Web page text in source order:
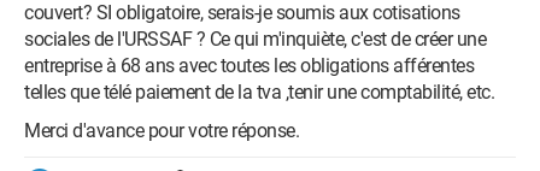
couvert? SI obligatoire, serais-je soumis aux cotisations
sociales de l'URSSAF ? Ce qui m'inquiète, c'est de créer une
entreprise à 68 ans avec toutes les obligations afférentes
telles que télé paiement de la tva ,tenir une comptabilité, etc.
Merci d'avance pour votre réponse.